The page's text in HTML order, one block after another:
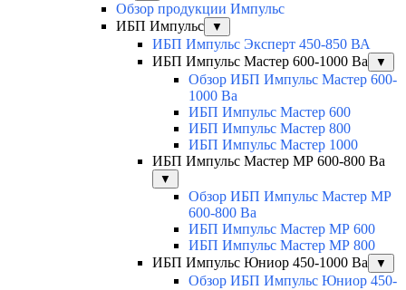
Обзор продукции Импульс
ИБП Импульс
▼
ИБП Импульс Эксперт 450-850 ВА
ИБП Импульс Мастер 600-1000 Ва
▼
Обзор ИБП Импульс Мастер 600-
1000 Ва
ИБП Импульс Мастер 600
ИБП Импульс Мастер 800
ИБП Импульс Мастер 1000
ИБП Импульс Мастер МР 600-800 Ва
▼
Обзор ИБП Импульс Мастер МР
600-800 Ва
ИБП Импульс Мастер МР 600
ИБП Импульс Мастер МР 800
ИБП Импульс Юниор 450-1000 Ва
▼
Обзор ИБП Импульс Юниор 450-